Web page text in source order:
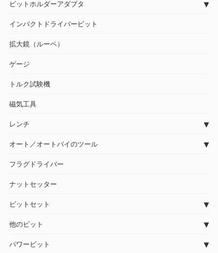
ビットホルダーアダブタ
インバクトドライバービット
拡大鏡（ルーペ）
ゲージ
トルク試験機
磁気工具
レンチ
オート／オートバイのツール
フラグドライバー
ナットセッター
ビットセット
他のビット
パワービット